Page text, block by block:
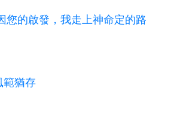
您的啟發，我走上神命定的路
範猶存